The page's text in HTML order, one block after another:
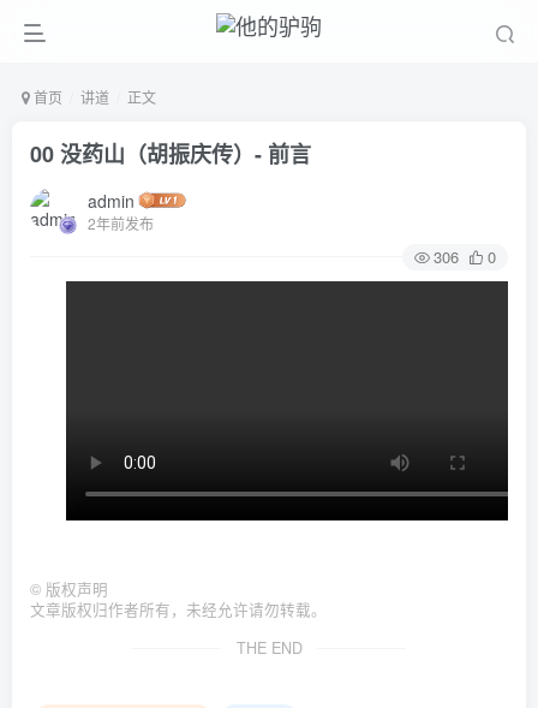
首页 讲道 正文
00 没药山（胡振庆传）- 前言
admin
2年前发布
306 0
© 版权声明
文章版权归作者所有，未经允许请勿转载。
THE END